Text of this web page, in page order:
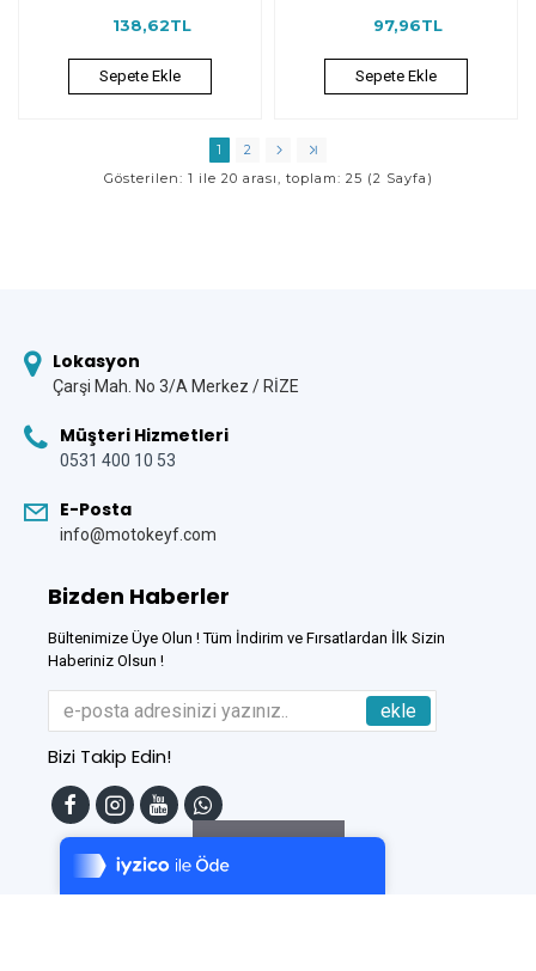
Tek Tıkla Ödeme Kolaylığı
7/24 Canlı Destek
%100 Sorunsuz Alışveriş
138,62TL
Sepete Ekle
97,96TL
Sepete Ekle
1
2
Gösterilen: 1 ile 20 arası, toplam: 25 (2 Sayfa)
Lokasyon
Çarşi Mah. No 3/A Merkez / RİZE
Müşteri Hizmetleri
0531 400 10 53
E-Posta
info@motokeyf.com
Bizden Haberler
Bültenimize Üye Olun ! Tüm İndirim ve Fırsatlardan İlk Sizin
Haberiniz Olsun !
ekle
Bizi Takip Edin!
Filtreleme